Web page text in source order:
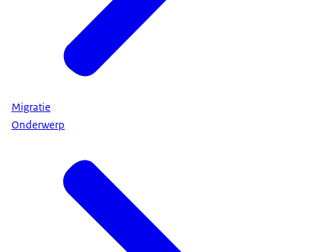
Migratie
Onderwerp